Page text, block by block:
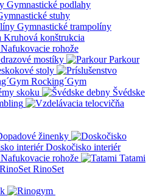
Gymnastické podlahy
stuhy
Gymnastické trampolíny
Kruhová konštrukcia
Nafukovacie rohože
mostíky
Parkour
stoly
Rocking´Gym
skoku
Švédske
žinenky
Doskočisko interiér
Nafukovacie rohože
Tatami
RinoSet